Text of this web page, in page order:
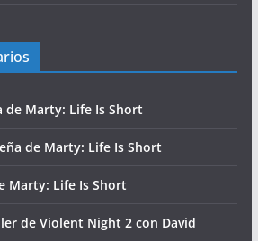
de Marty: Life Is Short
de Marty: Life Is Short
Marty: Life Is Short
de Violent Night 2 con David